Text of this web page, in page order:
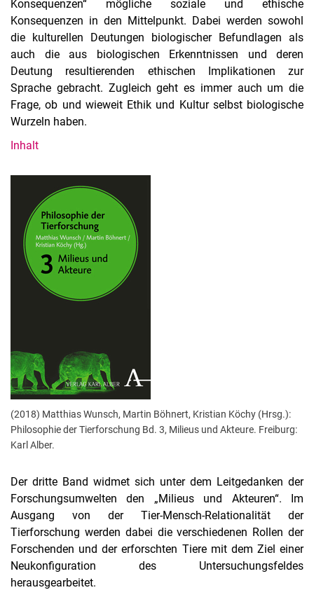
Konsequenzen“ mögliche soziale und ethische
Konsequenzen in den Mittelpunkt. Dabei werden sowohl
die kulturellen Deutungen biologischer Befundlagen als
auch die aus biologischen Erkenntnissen und deren
Deutung resultierenden ethischen Implikationen zur
Sprache gebracht. Zugleich geht es immer auch um die
Frage, ob und wieweit Ethik und Kultur selbst biologische
Wurzeln haben.
Inhalt
(2018) Matthias Wunsch, Martin Böhnert, Kristian Köchy (Hrsg.):
Philosophie der Tierforschung Bd. 3, Milieus und Akteure. Freiburg:
Karl Alber.
Der dritte Band widmet sich unter dem Leitgedanken der
Forschungsumwelten den „Milieus und Akteuren“. Im
Ausgang von der Tier-Mensch-Relationalität der
Tierforschung werden dabei die verschiedenen Rollen der
Forschenden und der erforschten Tiere mit dem Ziel einer
Neukonfiguration des Untersuchungsfeldes
herausgearbeitet.